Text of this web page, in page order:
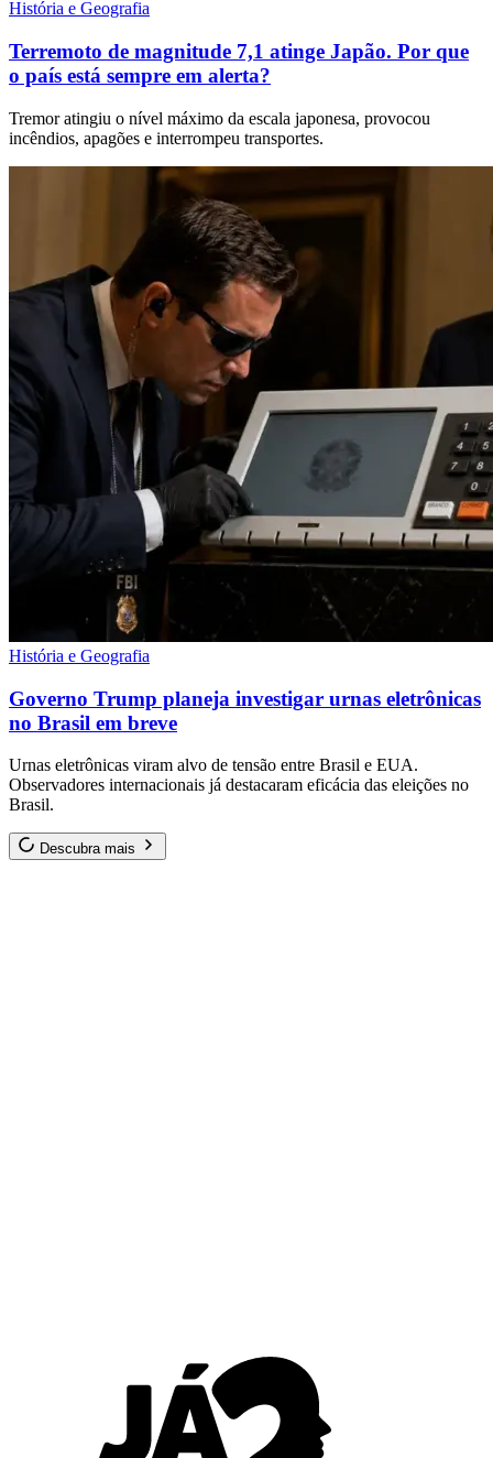
História e Geografia
Terremoto de magnitude 7,1 atinge Japão. Por que
o país está sempre em alerta?
Tremor atingiu o nível máximo da escala japonesa, provocou
incêndios, apagões e interrompeu transportes.
História e Geografia
Governo Trump planeja investigar urnas eletrônicas
no Brasil em breve
Urnas eletrônicas viram alvo de tensão entre Brasil e EUA.
Observadores internacionais já destacaram eficácia das eleições no
Brasil.
Descubra mais